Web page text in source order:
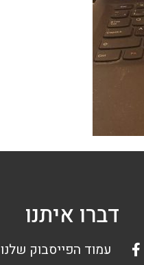
דברו איתנו
עמוד הפייסבוק שלנו